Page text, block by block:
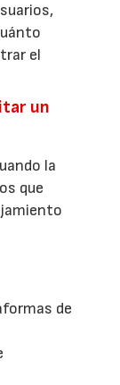
el
un
la
que
de